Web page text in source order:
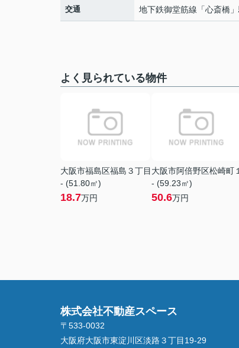
交通 地下鉄御堂筋線 「心斎橋
よく見られている物件
大阪市福島区福島３丁目
- (51.80㎡)
18.7万円
大阪市阿倍野区松崎町
- (59.23㎡)
50.6万円
株式会社不動産スペース
〒533-0032
大阪府大阪市東淀川区淡路３丁目19-29